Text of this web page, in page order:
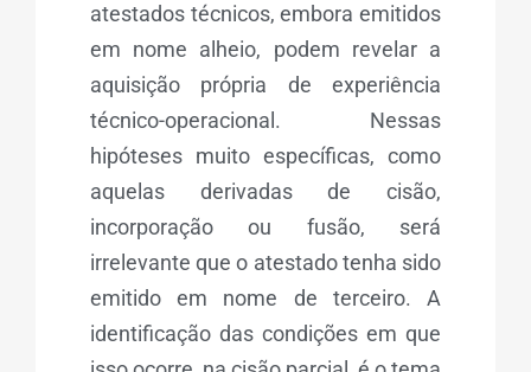
atestados técnicos, embora emitidos
em nome alheio, podem revelar a
aquisição própria de experiência
técnico-operacional. Nessas
hipóteses muito específicas, como
aquelas derivadas de cisão,
incorporação ou fusão, será
irrelevante que o atestado tenha sido
emitido em nome de terceiro. A
identificação das condições em que